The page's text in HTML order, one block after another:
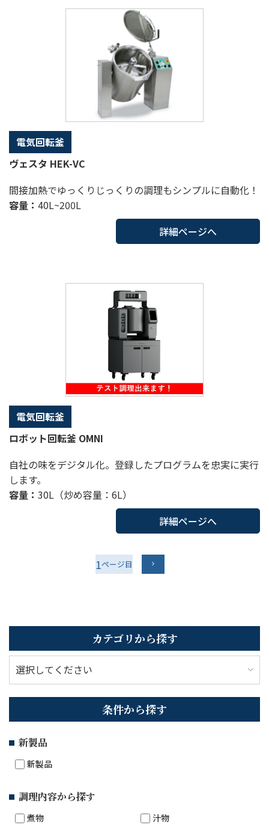
電気回転釜
ヴェスタ HEK-VC
間接加熱でゆっくりじっくりの調理もシンプルに自動化！
容量： 40L~200L
詳細ページへ
電気回転釜
ロボット回転釜 OMNI
自社の味をデジタル化。登録したプログラムを忠実に実行
します。
容量： 30L（炒め容量：6L）
詳細ページへ
1
カテゴリから探す
条件から探す
新製品
新製品
調理内容から探す
煮物
汁物